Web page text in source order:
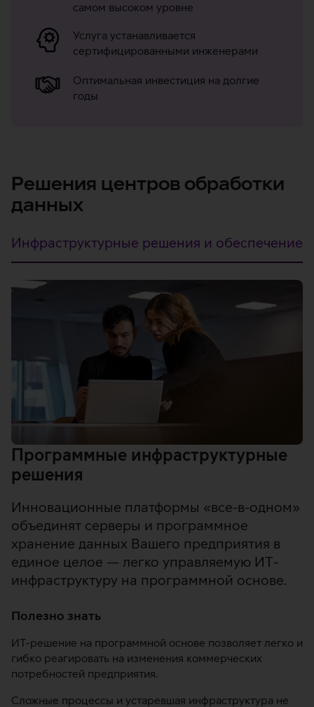
услуг
поддержки
самом высоком уровне
Услуга устанавливается
сертифицированными инженерами
Оптимальная инвестиция на долгие
годы
Решения центров обработки
данных
Инфраструктурные решения и обеспечение
Инфраструктурные
обеспечение
Программные инфраструктурные
решения
Инновационные платформы «все-в-одном»
объединят серверы и программное
хранение данных Вашего предприятия в
единое целое — легко управляемую ИТ-
инфраструктуру на программной основе.
Полезно знать
ИТ-решение на программной основе позволяет легко и
гибко реагировать на изменения коммерческих
потребностей предприятия.
Сложные процессы и устаревшая инфраструктура не